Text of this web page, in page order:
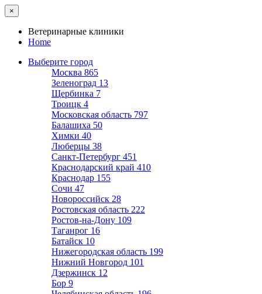
×
Ветеринарные клиники
Home
Выберите город
Москва 865
Зеленоград 13
Щербинка 7
Троицк 4
Московская область 797
Балашиха 50
Химки 40
Люберцы 38
Санкт-Петербург 451
Краснодарский край 410
Краснодар 155
Сочи 47
Новороссийск 28
Ростовская область 222
Ростов-на-Дону 109
Таганрог 16
Батайск 10
Нижегородская область 199
Нижний Новгород 101
Дзержинск 12
Бор 9